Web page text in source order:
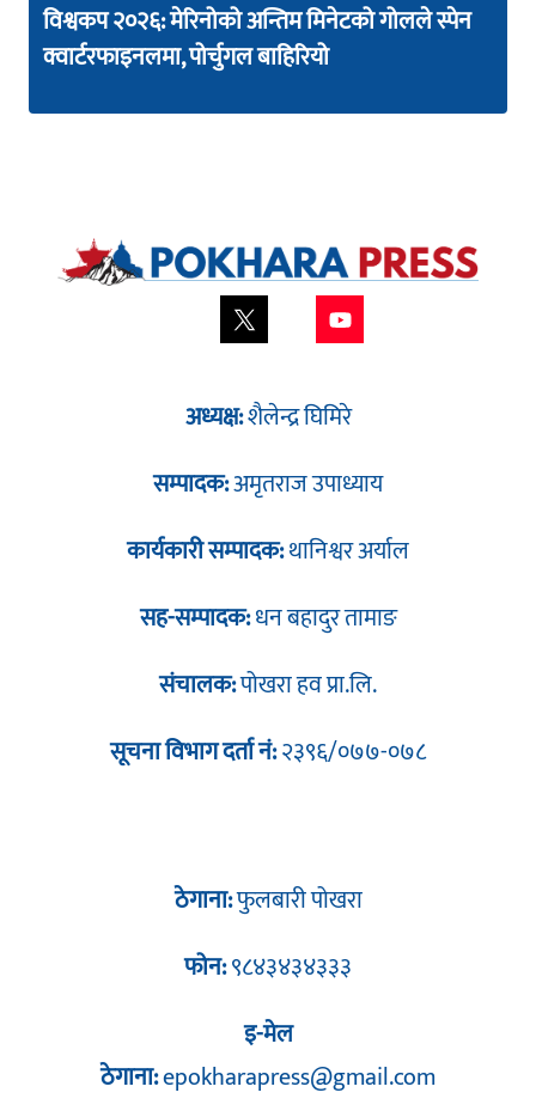
विश्वकप २०२६: मेरिनोको अन्तिम मिनेटको गोलले स्पेन
क्वार्टरफाइनलमा, पोर्चुगल बाहिरियो
अध्यक्ष:शैलेन्द्र घिमिरे
सम्पादक:अमृतराज उपाध्याय
कार्यकारी सम्पादक:थानिश्वर अर्याल
सह-सम्पादक:धन बहादुर तामाङ
संचालक:पोखरा हव प्रा.लि.
सूचना विभाग दर्ता नं:२३९६/०७७-०७८
ठेगाना:फुलबारी पोखरा
फोन:९८४३४३४३३३
इ-मेल
ठेगाना:epokharapress@gmail.com